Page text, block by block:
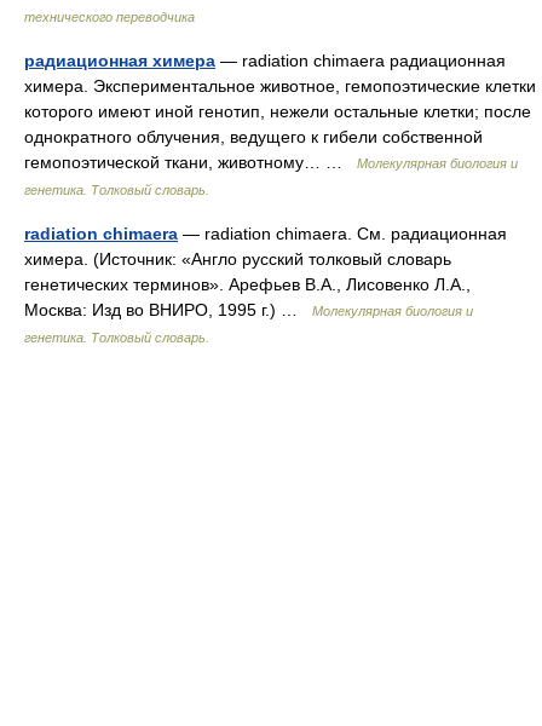
технического переводчика
радиационная химера — radiation chimaera радиационная
химера. Экспериментальное животное, гемопоэтические клетки
которого имеют иной генотип, нежели остальные клетки; после
однократного облучения, ведущего к гибели собственной
гемопоэтической ткани, животному… …
Молекулярная биология и
генетика. Толковый словарь.
radiation chimaera — radiation chimaera. См. радиационная
химера. (Источник: «Англо русский толковый словарь
генетических терминов». Арефьев В.А., Лисовенко Л.А.,
Москва: Изд во ВНИРО, 1995 г.) …
Молекулярная биология и
генетика. Толковый словарь.